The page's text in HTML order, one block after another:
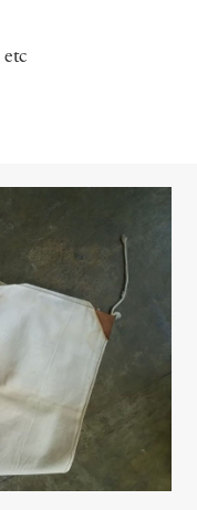
etc